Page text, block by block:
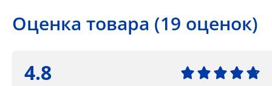
Оценка товара (19 оценок)
4.8